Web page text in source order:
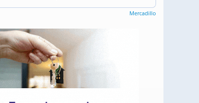
Mercadillo